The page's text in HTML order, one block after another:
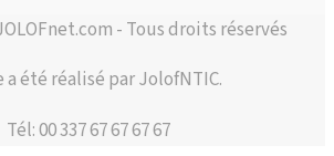
- Tous droits réservés
a été réalisé par JolofNTIC.
Tél: 00 337 67 67 67 67